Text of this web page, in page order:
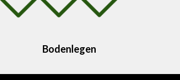
Bodenlegen